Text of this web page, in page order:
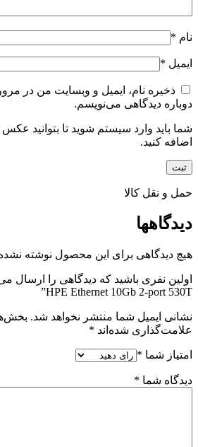
نام *
ایمیل *
ذخیره نام، ایمیل و وبسایت من در
دوباره دیدگاهی می‌نویسم.
شما باید وارد سیستم شوید تا بتوانید
اضافه کنید.
حمل و نقل کالا
دیدگاهها
هیچ دیدگاهی برای این محصول نوشته
اولین نفری باشید که دیدگاهی را ارسال
HPE Ethernet 10Gb 2-port 530T”
نشانی ایمیل شما منتشر نخواهد شد.
علامت‌گذاری شده‌اند *
امتیاز شما *
دیدگاه شما *